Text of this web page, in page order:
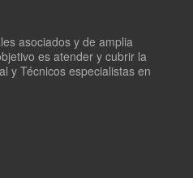
asociados y de amplia
es atender y cubrir la
y Técnicos especialistas en